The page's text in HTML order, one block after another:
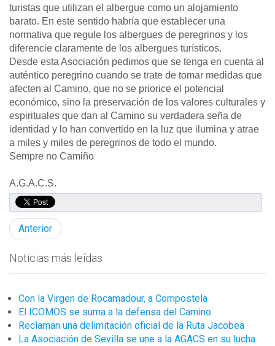
turistas que utilizan el albergue como un alojamiento
barato. En este sentido habría que establecer una
normativa que regule los albergues de peregrinos y los
diferencie claramente de los albergues turísticos.
Desde esta Asociación pedimos que se tenga en cuenta al
auténtico peregrino cuando se trate de tomar medidas que
afecten al Camino, que no se priorice el potencial
económico, sino la preservación de los valores culturales y
espirituales que dan al Camino su verdadera seña de
identidad y lo han convertido en la luz que ilumina y atrae
a miles y miles de peregrinos de todo el mundo.
Sempre no Camiño
A.G.A.C.S.
Anterior
Noticias más leídas
Con la Virgen de Rocamadour, a Compostela
El ICOMOS se suma a la defensa del Camino
Reclaman una delimitación oficial de la Ruta Jacobea
La Asociación de Sevilla se une a la AGACS en su lucha